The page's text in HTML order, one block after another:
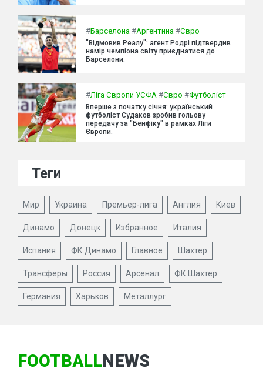
#Барселона #Аргентина #Євро
"Відмовив Реалу": агент Родрі підтвердив
намір чемпіона світу приєднатися до
Барселони.
#Ліга Європи УЄФА #Євро #Футболіст
Вперше з початку січня: український
футболіст Судаков зробив гольову
передачу за "Бенфіку" в рамках Ліги
Європи.
Теги
Мир Украина Премьер-лига Англия Киев
Динамо Донецк Избранное Италия
Испания ФК Динамо Главное Шахтер
Трансферы Россия Арсенал ФК Шахтер
Германия Харьков Металлург
FOOTBALLNEWS